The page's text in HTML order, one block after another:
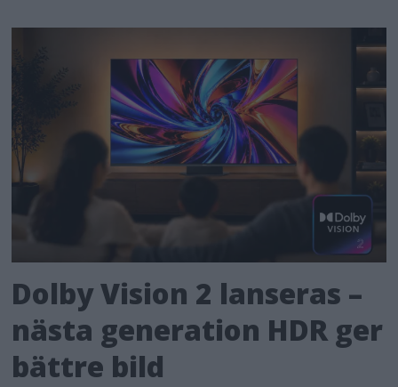
Dolby Vision 2 lanseras –
nästa generation HDR ger
bättre bild